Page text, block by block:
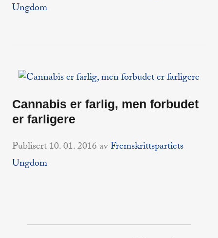
Ungdom
Cannabis er farlig, men forbudet
er farligere
Publisert10. 01. 2016 avFremskrittspartiets
Ungdom